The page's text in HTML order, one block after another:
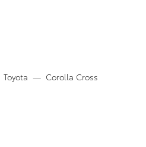
Toyota Corolla Cross